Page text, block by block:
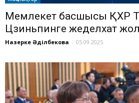
Мемлекет басшысы ҚХР
Цзиньпинге жеделхат
Назерке Әділбекова - 05.09.2025